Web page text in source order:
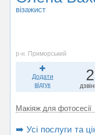
візажист
р-н. Приморський
Додати
відгук
2
Макіяж для фотосесії
➡️ Усі послуги та